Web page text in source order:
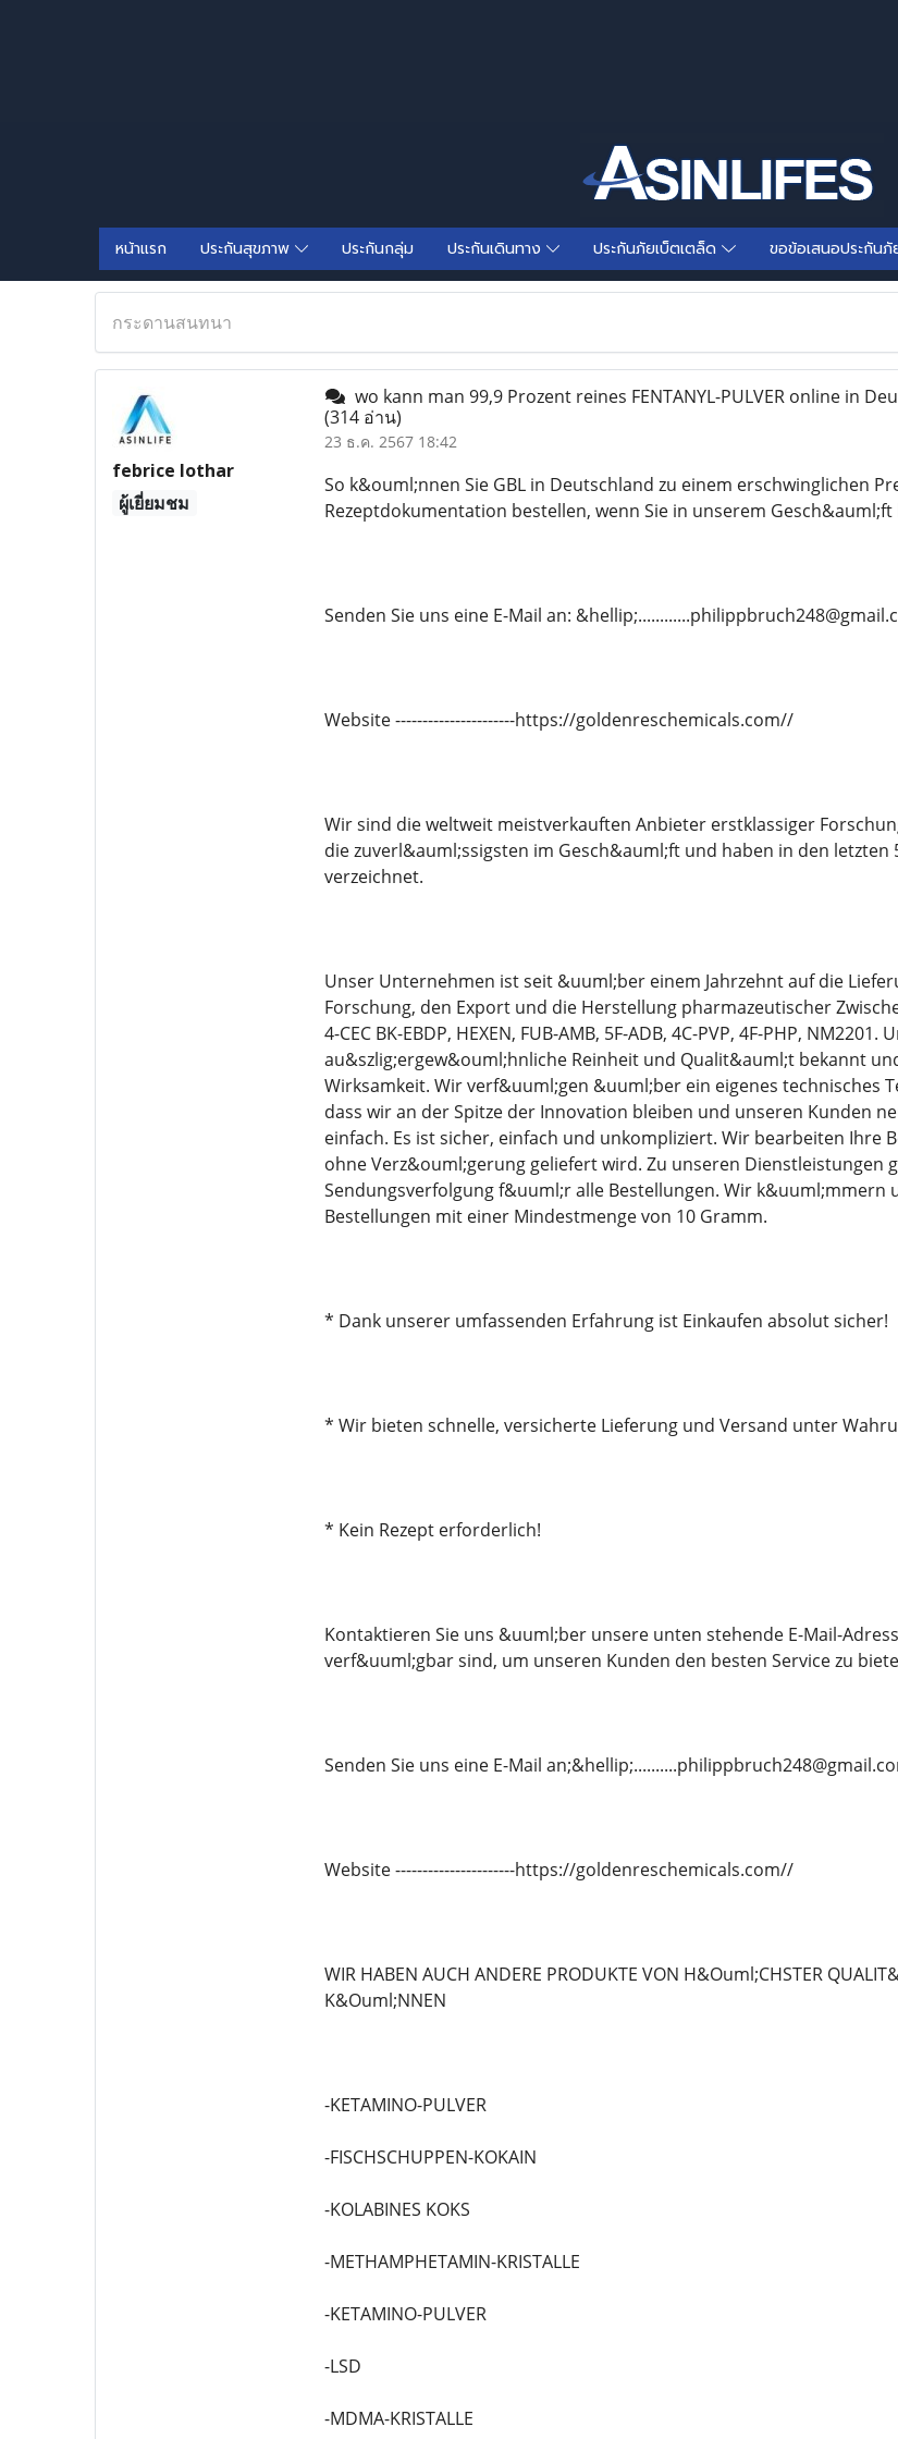
หน้าแรก ประกันสุขภาพ ประกันกลุ่ม ประกันเดินทาง ประกันภัยเบ็ตเตล็ด ขอข้อเสนอประกันภั
กระดานสนทนา
febrice lothar
ผู้เยี่ยมชม
wo kann man 99,9 Prozent reines FENTANYL-PULVER online in
(314 อ่าน)
23 ธ.ค. 2567 18:42
So k&ouml;nnen Sie GBL in Deutschland zu einem erschwinglichen
Rezeptdokumentation bestellen, wenn Sie in unserem
Senden Sie uns eine E-Mail an:
Website ----------------------https://goldenreschemicals.com//
Wir sind die weltweit meistverkauften Anbieter erstklassiger
die zuverl&auml;ssigsten im Gesch&auml;ft und haben in den letzten
verzeichnet.
Unser Unternehmen ist seit &uuml;ber einem Jahrzehnt auf die
Forschung, den Export und die Herstellung pharmazeutischer
4-CEC BK-EBDP, HEXEN, FUB-AMB, 5F-ADB, 4C-PVP, 4F-PHP,
au&szlig;ergew&ouml;hnliche Reinheit und Qualit&auml;t bekannt
Wirksamkeit. Wir verf&uuml;gen &uuml;ber ein eigenes technisches
dass wir an der Spitze der Innovation bleiben und unseren Kunden
einfach. Es ist sicher, einfach und unkompliziert. Wir bearbeiten Ihre
ohne Verz&ouml;gerung geliefert wird. Zu unseren Dienstleistungen
Sendungsverfolgung f&uuml;r alle Bestellungen. Wir k&uuml;mmern
Bestellungen mit einer Mindestmenge von 10 Gramm.
* Dank unserer umfassenden Erfahrung ist Einkaufen absolut sicher!
* Wir bieten schnelle, versicherte Lieferung und Versand unter
* Kein Rezept erforderlich!
Kontaktieren Sie uns &uuml;ber unsere unten stehende E-Mail-
verf&uuml;gbar sind, um unseren Kunden den besten Service zu
Senden Sie uns eine E-Mail
Website ----------------------https://goldenreschemicals.com//
WIR HABEN AUCH ANDERE PRODUKTE VON H&Ouml;CHSTER
K&Ouml;NNEN
-KETAMINO-PULVER
-FISCHSCHUPPEN-KOKAIN
-KOLABINES KOKS
-METHAMPHETAMIN-KRISTALLE
-KETAMINO-PULVER
-LSD
-MDMA-KRISTALLE